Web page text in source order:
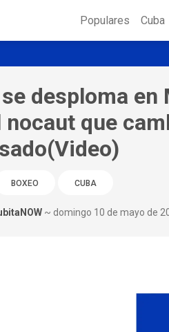
Populares Cuba
desploma en
que
BOXEO CUBA
~ domingo 10 de mayo de